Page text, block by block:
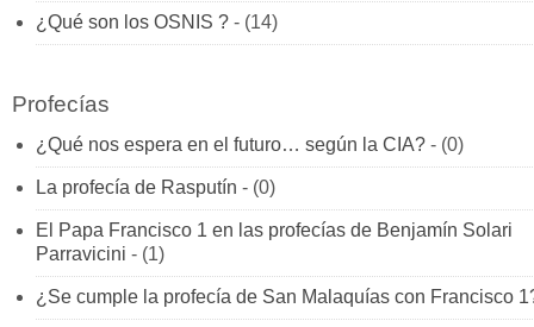
¿Qué son los OSNIS ? - (14)
Profecías
¿Qué nos espera en el futuro… según la CIA? - (0)
La profecía de Rasputín - (0)
El Papa Francisco 1 en las profecías de Benjamín Solari
Parravicini - (1)
¿Se cumple la profecía de San Malaquías con Francisco